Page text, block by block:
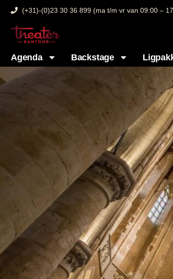
(+31)-(0)23 30 36 899 (ma t/m vr van 09:00 –
Agenda Backstage